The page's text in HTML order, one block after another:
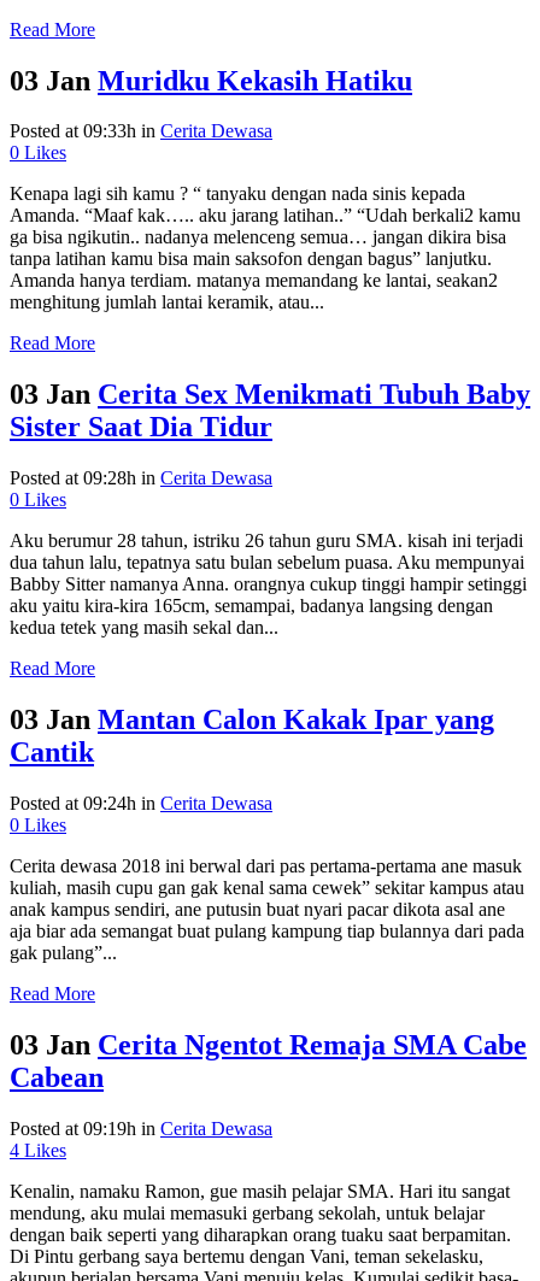
Read More
03 Jan Muridku Kekasih Hatiku
Posted at 09:33h in Cerita Dewasa
0 Likes
Kenapa lagi sih kamu ? “ tanyaku dengan nada sinis kepada
Amanda. “Maaf kak….. aku jarang latihan..” “Udah berkali2 kamu
ga bisa ngikutin.. nadanya melenceng semua… jangan dikira bisa
tanpa latihan kamu bisa main saksofon dengan bagus” lanjutku.
Amanda hanya terdiam. matanya memandang ke lantai, seakan2
menghitung jumlah lantai keramik, atau...
Read More
03 Jan Cerita Sex Menikmati Tubuh Baby
Sister Saat Dia Tidur
Posted at 09:28h in Cerita Dewasa
0 Likes
Aku berumur 28 tahun, istriku 26 tahun guru SMA. kisah ini terjadi
dua tahun lalu, tepatnya satu bulan sebelum puasa. Aku mempunyai
Babby Sitter namanya Anna. orangnya cukup tinggi hampir setinggi
aku yaitu kira-kira 165cm, semampai, badanya langsing dengan
kedua tetek yang masih sekal dan...
Read More
03 Jan Mantan Calon Kakak Ipar yang
Cantik
Posted at 09:24h in Cerita Dewasa
0 Likes
Cerita dewasa 2018 ini berwal dari pas pertama-pertama ane masuk
kuliah, masih cupu gan gak kenal sama cewek” sekitar kampus atau
anak kampus sendiri, ane putusin buat nyari pacar dikota asal ane
aja biar ada semangat buat pulang kampung tiap bulannya dari pada
gak pulang”...
Read More
03 Jan Cerita Ngentot Remaja SMA Cabe
Cabean
Posted at 09:19h in Cerita Dewasa
4 Likes
Kenalin, namaku Ramon, gue masih pelajar SMA. Hari itu sangat
mendung, aku mulai memasuki gerbang sekolah, untuk belajar
dengan baik seperti yang diharapkan orang tuaku saat berpamitan.
Di Pintu gerbang saya bertemu dengan Vani, teman sekelasku,